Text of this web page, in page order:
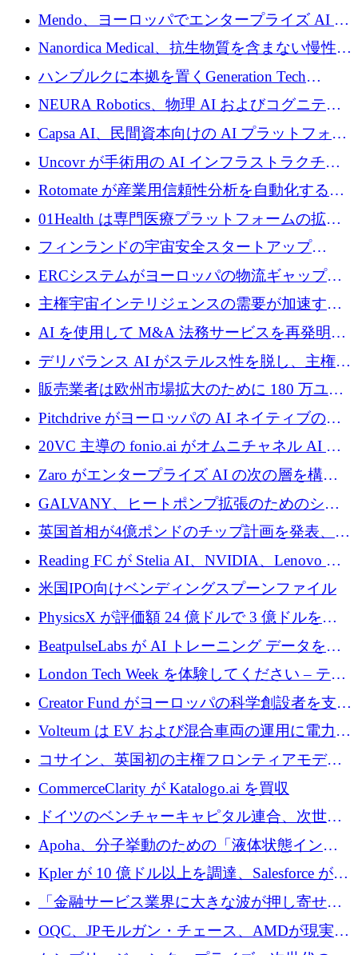
するために 55 万ユーロを調達
Mendo、ヨーロッパでエンタープライズ AI 導
入を拡大するために 1,200 万ユーロを確保
Nanordica Medical、抗生物質を含まない慢性創
傷治療薬を市場に投入するために 160 万ユー
ロを調達
ハンブルクに本拠を置くGeneration Tech
Partnersが5,000万ユーロのAIロールアップファ
NEURA Robotics、物理 AI およびコグニティ
ブ ロボティクス プラットフォームを拡張する
ためにシリーズ C で最大 14 億ドルを確保
Capsa AI、民間資本向けの AI プラットフォー
ムを拡大するために 1,800 万ドルを調達
Uncovr が手術用の AI インフラストラクチャ
を構築するために 700 万ドルを調達
Rotomate が産業用信頼性分析を自動化するた
めに 210 万ユーロを調達
01Health は専門医療プラットフォームの拡大
に 1,500 万ドルを確保
フィンランドの宇宙安全スタートアップ
Aavuus が、スペースデブリ追跡に取り組むプ
レシード資金を獲得
ERCシステムがヨーロッパの物流ギャップを
埋めるために設計された重量物運搬用eVTOL
主権宇宙インテリジェンスの需要が加速する
中、ICEYEは評価額100億ユーロ以上で4億
5,000万ユーロを調達
AI を使用して M&A 法務サービスを再発明す
るために 110 万ユーロを適切に確保
デリバランス AI がステルス性を脱し、主権の
あるエンタープライズ AI を強化
販売業者は欧州市場拡大のために 180 万ユー
ロを確保
Pitchdrive がヨーロッパの AI ネイティブの創
業者を支援するために 6,000 万ユーロを調達
20VC 主導の fonio.ai がオムニチャネル AI プ
ラットフォームのために 1,700 万ドルを調達
Zaro がエンタープライズ AI の次の層を構築
するために 510 万ドルを獲得
GALVANY、ヒートポンプ拡張のためのシー
ドラウンドで1,000万ユーロを確保
英国首相が4億ポンドのチップ計画を発表、英
国の新興企業は「ここで拡大」し「ここに留
まる」
Reading FC が Stelia AI、NVIDIA、Lenovo と
協力して AI Center of Excellence を立ち上げ
米国IPO向けベンディングスプーンファイル
PhysicsX が評価額 24 億ドルで 3 億ドルを調
達
BeatpulseLabs が AI トレーニング データを拡
張するために 180 万ドルのプレシードを調達
London Tech Week を体験してください – テク
ノロジーがヨーロッパのイノベーションの未
来を形作る場所
Creator Fund がヨーロッパの科学創設者を支援
するために 5,600 万ドルを調達
Volteum は EV および混合車両の運用に電力を
供給するために 250 万ユーロを寄付
コサイン、英国初の主権フロンティアモデル
で業界の支援を確保
CommerceClarity が Katalogo.ai を買収
ドイツのベンチャーキャピタル連合、次世代
スタートアップの成長に向けて機関投資家へ
の資本シフトを呼びかけ
Apoha、分子挙動のための「液体状態インテ
リジェンス」を構築するために3,600万ドルを
かけてステルス状態から出現
Kpler が 10 億ドル以上を調達、Salesforce が
Contentful を買収、Built in Europe キャンペー
ンを開始
「金融サービス業界に大きな波が押し寄せて
いる」と「欧州初のAIネイティブ銀行」のボ
スが語る
OQC、JPモルガン・チェース、AMDが現実世
界のフィンテック・アプリケーションを探索